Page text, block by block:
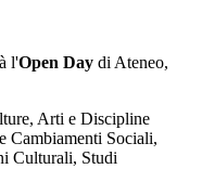
l'Open Day di Ateneo,
Arti e Discipline
Cambiamenti Sociali,
Culturali, Studi